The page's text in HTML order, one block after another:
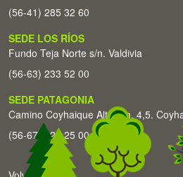
(56-41) 285 32 60
SEDE LOS RÍOS
Fundo Teja Norte s/n. Valdivia
(56-63) 233 52 00
SEDE PATAGONIA
Camino Coyhaique Alto Km. 4,5.
(56-67) 226 25 00